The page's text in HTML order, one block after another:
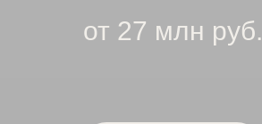
от 27 млн руб.